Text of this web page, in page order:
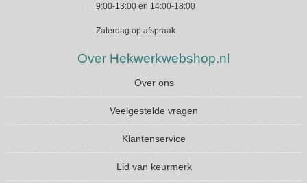
9:00-13:00 en 14:00-18:00
Zaterdag op afspraak.
Over Hekwerkwebshop.nl
Over ons
Veelgestelde vragen
Klantenservice
Lid van keurmerk